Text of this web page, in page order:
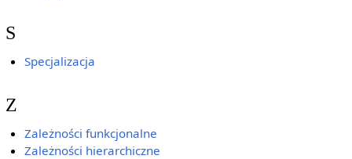
S
Specjalizacja
Z
Zależności funkcjonalne
Zależności hierarchiczne